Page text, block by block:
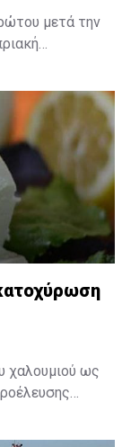
μετά την
Υπουργού
του
περί του
δε ότι τα
χαλουμιού ως
Ανάπτυξης